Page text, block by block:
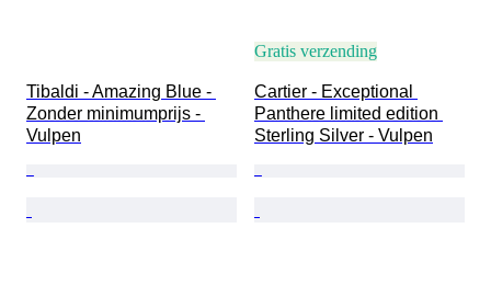
Tibaldi - Amazing Blue -
Zonder minimumprijs -
Vulpen
Gratis verzending
Cartier - Exceptional
Panthere limited edition
Sterling Silver - Vulpen